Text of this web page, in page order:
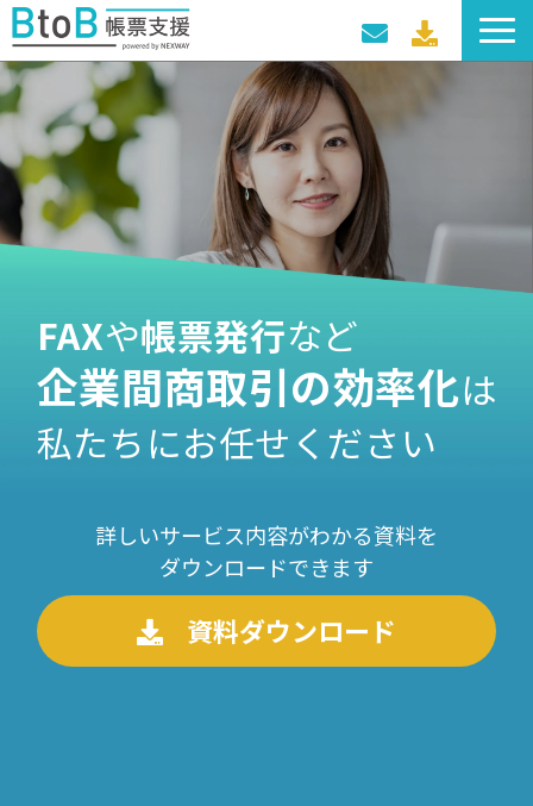
サービス一覧
導入事例
料金プラン
セミナー・イベント
FAXや帳票発行など
企業間商取引の効率化は
私たちにお任せください
詳しいサービス内容がわかる資料を
ダウンロードできます
資料ダウンロード